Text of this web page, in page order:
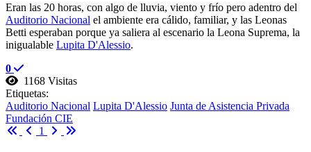
Eran las 20 horas, con algo de lluvia, viento y frío pero adentro del
Auditorio Nacional el ambiente era cálido, familiar, y las Leonas
Betti esperaban porque ya saliera al escenario la Leona Suprema, la
inigualable Lupita D'Alessio.
0
1168 Visitas
Etiquetas:
Auditorio Nacional Lupita D'Alessio Junta de Asistencia Privada
Fundación CIE
First Page
Previous Page
1 Next Page